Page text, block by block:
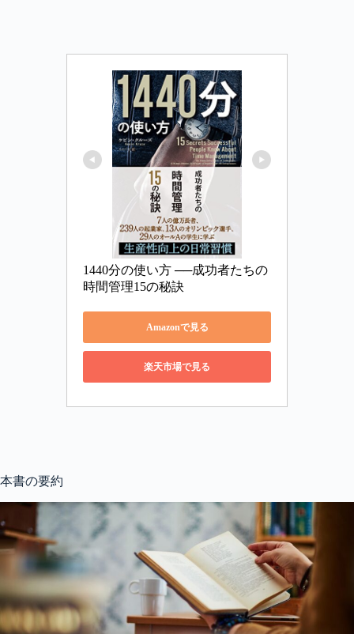
1440分の使い方 ──成功者たちの
時間管理15の秘訣
Amazonで見る
楽天市場で見る
本書の要約